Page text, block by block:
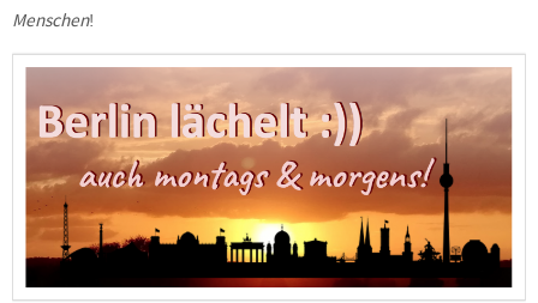
Menschen!